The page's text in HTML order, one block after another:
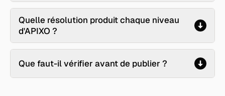
Quelle résolution produit chaque niveau
d'APIXO ?
Que faut-il vérifier avant de publier ?